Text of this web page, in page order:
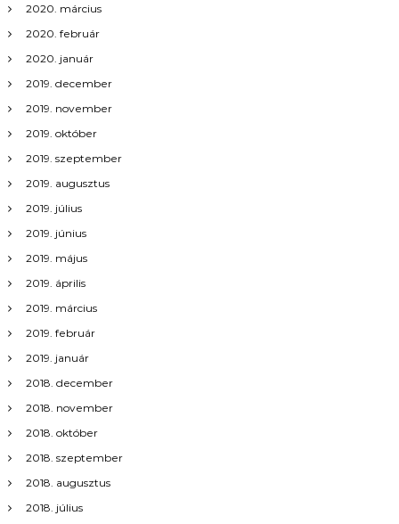
g
á
c
i
ó
2020. március
2020. február
2020. január
2019. december
2019. november
2019. október
2019. szeptember
2019. augusztus
2019. július
2019. június
2019. május
2019. április
2019. március
2019. február
2019. január
2018. december
2018. november
2018. október
2018. szeptember
2018. augusztus
2018. július